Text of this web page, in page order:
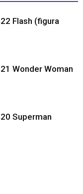
Flash (figura
Wonder Woman
Superman